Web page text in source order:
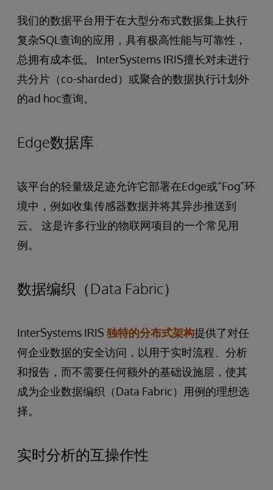
我们的数据平台用于在大型分布式数据集上执行
复杂SQL查询的应用，具有极高性能与可靠性，
总拥有成本低。 InterSystems IRIS擅长对未进行
共分片（co-sharded）或聚合的数据执行计划外
的ad hoc查询。
Edge数据库
该平台的轻量级足迹允许它部署在Edge或“Fog”环
境中，例如收集传感器数据并将其异步推送到
云。 这是许多行业的物联网项目的一个常见用
例。
数据编织（Data Fabric）
InterSystems IRIS 独特的分布式架构提供了对任
何企业数据的安全访问，以用于实时流程、分析
和报告，而不需要任何额外的基础设施层，使其
成为企业数据编织（Data Fabric）用例的理想选
择。
实时分析的互操作性